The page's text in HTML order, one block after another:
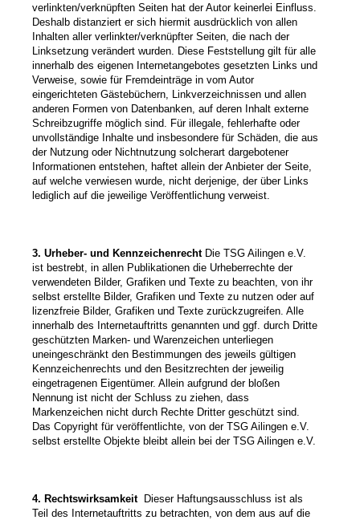
verlinkten/verknüpften Seiten hat der Autor keinerlei Einfluss.
Deshalb distanziert er sich hiermit ausdrücklich von allen
Inhalten aller verlinkter/verknüpfter Seiten, die nach der
Linksetzung verändert wurden. Diese Feststellung gilt für alle
innerhalb des eigenen Internetangebotes gesetzten Links und
Verweise, sowie für Fremdeinträge in vom Autor
eingerichteten Gästebüchern, Linkverzeichnissen und allen
anderen Formen von Datenbanken, auf deren Inhalt externe
Schreibzugriffe möglich sind. Für illegale, fehlerhafte oder
unvollständige Inhalte und insbesondere für Schäden, die aus
der Nutzung oder Nichtnutzung solcherart dargebotener
Informationen entstehen, haftet allein der Anbieter der Seite,
auf welche verwiesen wurde, nicht derjenige, der über Links
lediglich auf die jeweilige Veröffentlichung verweist.
3. Urheber- und KennzeichenrechtDie TSG Ailingen e.V.
ist bestrebt, in allen Publikationen die Urheberrechte der
verwendeten Bilder, Grafiken und Texte zu beachten, von ihr
selbst erstellte Bilder, Grafiken und Texte zu nutzen oder auf
lizenzfreie Bilder, Grafiken und Texte zurückzugreifen. Alle
innerhalb des Internetauftritts genannten und ggf. durch Dritte
geschützten Marken- und Warenzeichen unterliegen
uneingeschränkt den Bestimmungen des jeweils gültigen
Kennzeichenrechts und den Besitzrechten der jeweilig
eingetragenen Eigentümer. Allein aufgrund der bloßen
Nennung ist nicht der Schluss zu ziehen, dass
Markenzeichen nicht durch Rechte Dritter geschützt sind.
Das Copyright für veröffentlichte, von der TSG Ailingen e.V.
selbst erstellte Objekte bleibt allein bei der TSG Ailingen e.V.
4. RechtswirksamkeitDieser Haftungsausschluss ist als
Teil des Internetauftritts zu betrachten, von dem aus auf die